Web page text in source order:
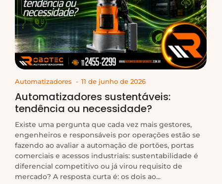
Automatizadores - 11 de junho de 2026
Automatizadores sustentáveis:
tendência ou necessidade?
Existe uma pergunta que cada vez mais gestores,
engenheiros e responsáveis por operações estão se
fazendo ao avaliar a automação de portões, portas
comerciais e acessos industriais: sustentabilidade é
diferencial competitivo ou já virou requisito de
mercado? A resposta curta é: os dois ao...